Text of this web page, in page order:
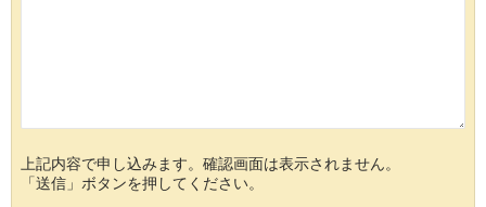
上記内容で申し込みます。確認画面は表示されません。
「送信」ボタンを押してください。